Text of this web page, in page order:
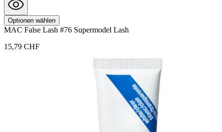
Optionen wählen
MAC False Lash #76 Supermodel Lash
15,79 CHF